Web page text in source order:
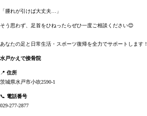
「腫れが引けば大丈夫…」
そう思わず、足首をひねったらぜひ一度ご相談ください😊
あなたの足と日常生活・スポーツ復帰を全力でサポートします！
水戸かえで接骨院
📍 住所
茨城県水戸市小吹2590-1
📞 電話番号
029-277-2877